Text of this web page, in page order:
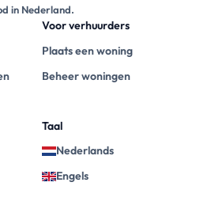
in Nederland.
Voor verhuurders
Plaats een woning
Beheer woningen
Taal
Nederlands
Engels